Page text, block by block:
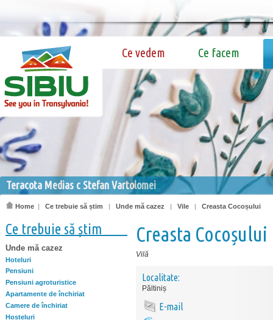
Ce vedem Ce facem
Teracota Medias c Stefan Vartolomei
Home | Ce trebuie să știm | Unde mă cazez | Vile | Creasta Cocoșului
Ce trebuie să știm
Unde mă cazez
Hoteluri
Pensiuni
Pensiuni agroturistice
Apartamente de închiriat
Camere de închiriat
Hosteluri
Creasta Cocoșului
Vilă
Localitate:
Păltiniș
E-mail